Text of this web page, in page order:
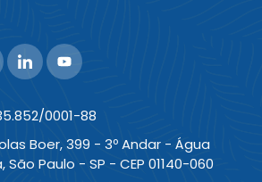
0001-88
Boer, 399 - 3º Andar - Água
São Paulo - SP - CEP 01140-060